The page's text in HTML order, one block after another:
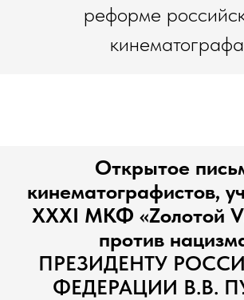
реформе
Открытое
кинематографистов,
XXXI МКФ «Zолотой
против
ПРЕЗИДЕНТУ
ФЕДЕРАЦИИ В.В.